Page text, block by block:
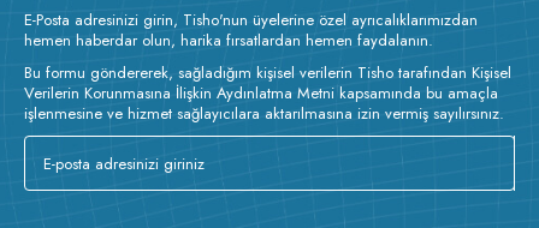
E-Posta adresinizi girin, Tisho'nun üyelerine özel ayrıcalıklarımızdan
hemen haberdar olun, harika fırsatlardan hemen faydalanın.
Bu formu göndererek, sağladığım kişisel verilerin Tisho tarafından Kişisel
Verilerin Korunmasına İlişkin Aydınlatma Metni kapsamında bu amaçla
işlenmesine ve hizmet sağlayıcılara aktarılmasına izin vermiş sayılırsınız.